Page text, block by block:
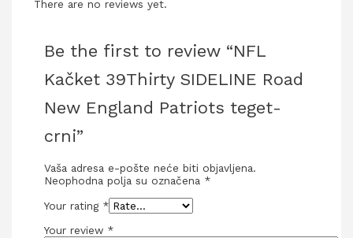
There are no reviews yet.
Be the first to review “NFL
Kačket 39Thirty SIDELINE Road
New England Patriots teget-
crni”
Vaša adresa e-pošte neće biti objavljena.
Neophodna polja su označena *
Your rating *
Your review *